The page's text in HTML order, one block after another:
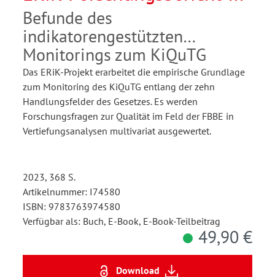
Befunde des
indikatorengestützten
Monitorings zum KiQuTG
Das ERiK-Projekt erarbeitet die empirische Grundlage
zum Monitoring des KiQuTG entlang der zehn
Handlungsfelder des Gesetzes. Es werden
Forschungsfragen zur Qualität im Feld der FBBE in
Vertiefungsanalysen multivariat ausgewertet.
2023, 368 S.
Artikelnummer: I74580
ISBN: 9783763974580
Verfügbar als: Buch, E-Book, E-Book-Teilbeitrag
49,90 €
Download